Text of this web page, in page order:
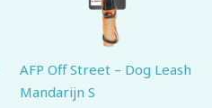
AFP Off Street – Dog Leash
Mandarijn S